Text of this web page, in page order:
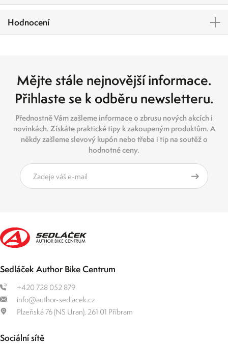
Hodnocení
Mějte stále nejnovější informace.
Přihlaste se k odběru newsletteru.
Přednostně Vám zašleme informace o zbrusu nových akcích i
novinkách. Získáte praktické tipy k zakoupeným produktům. A
někdy zašleme slevový kupón nebo třeba i tip na soutěž o
hodnotné ceny.
Sedláček Author Bike Centrum
+420 728 052 879
info@author-sedlacek.cz
Plzeňská 76 (NS Uran), 261 01 Příbram
Sociální sítě